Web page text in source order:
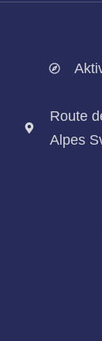
Route
Alpes